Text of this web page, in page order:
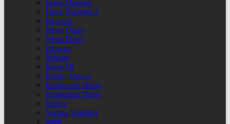
Hava Durumu
Hava Durumu 2
Header4
Hisse Detay
Hisse Detay
Hisseler
İletişim
Kayıt Ol
Kripto Paralar
Kriptopara Detay
Kriptopara Detay
Künye
Namaz Vakitleri
nnbil